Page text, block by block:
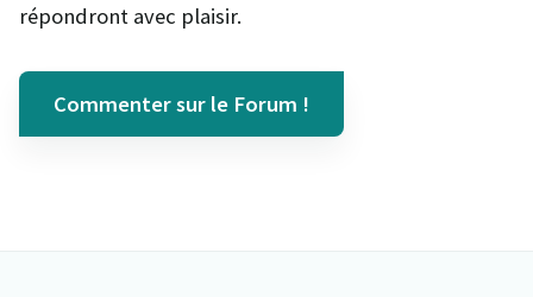
répondront avec plaisir.
Commenter sur le Forum !